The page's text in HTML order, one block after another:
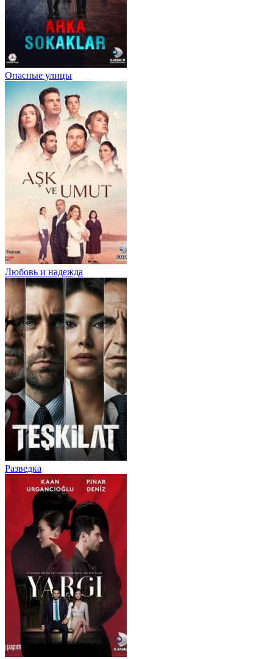
Опасные улицы
Любовь и надежда
Разведка